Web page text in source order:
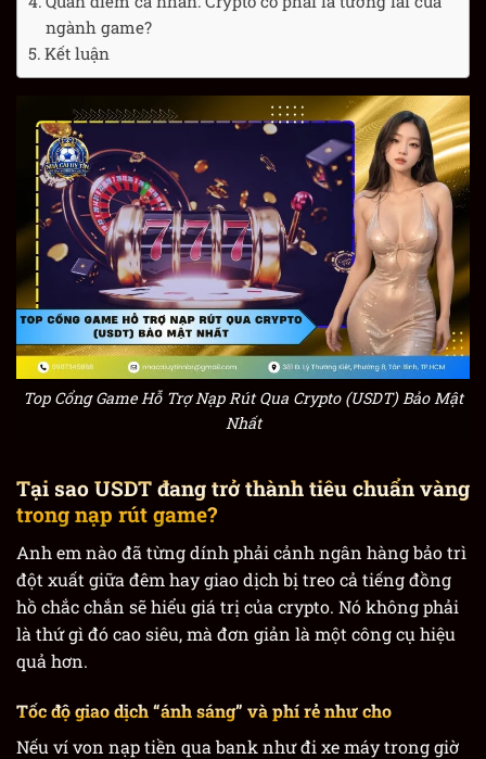
ngành game?
Kết luận
Top Cổng Game Hỗ Trợ Nạp Rút Qua Crypto (USDT) Bảo Mật
Nhất
Tại sao USDT đang trở thành tiêu chuẩn vàng
trong nạp rút game?
Anh em nào đã từng dính phải cảnh ngân hàng bảo trì
đột xuất giữa đêm hay giao dịch bị treo cả tiếng đồng
hồ chắc chắn sẽ hiểu giá trị của crypto. Nó không phải
là thứ gì đó cao siêu, mà đơn giản là một công cụ hiệu
quả hơn.
Tốc độ giao dịch “ánh sáng” và phí rẻ như cho
Nếu ví von nạp tiền qua bank như đi xe máy trong giờ